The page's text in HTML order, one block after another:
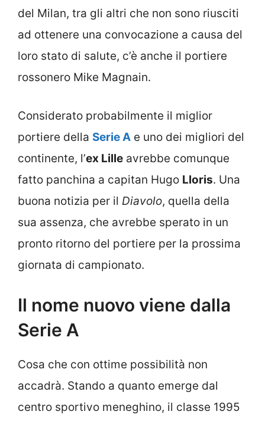
del Milan, tra gli altri che non sono riusciti
ad ottenere una convocazione a causa del
loro stato di salute, c’è anche il portiere
rossonero Mike Magnain.
Considerato probabilmente il miglior
portiere della Serie A e uno dei migliori del
continente, l’ex Lille avrebbe comunque
fatto panchina a capitan Hugo Lloris. Una
buona notizia per il Diavolo, quella della
sua assenza, che avrebbe sperato in un
pronto ritorno del portiere per la prossima
giornata di campionato.
Il nome nuovo viene dalla
Serie A
Cosa che con ottime possibilità non
accadrà. Stando a quanto emerge dal
centro sportivo meneghino, il classe 1995